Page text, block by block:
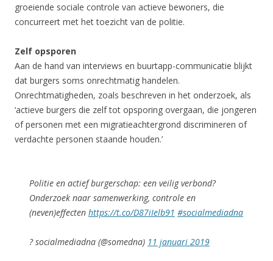
groeiende sociale controle van actieve bewoners, die
concurreert met het toezicht van de politie.
Zelf opsporen
Aan de hand van interviews en buurtapp-communicatie blijkt
dat burgers soms onrechtmatig handelen.
Onrechtmatigheden, zoals beschreven in het onderzoek, als
‘actieve burgers die zelf tot opsporing overgaan, die jongeren
of personen met een migratieachtergrond discrimineren of
verdachte personen staande houden.’
Politie en actief burgerschap: een veilig verbond?
Onderzoek naar samenwerking, controle en
(neven)effecten https://t.co/D87iIelb91 #socialmediadna
? socialmediadna (@somedna) 11 januari 2019